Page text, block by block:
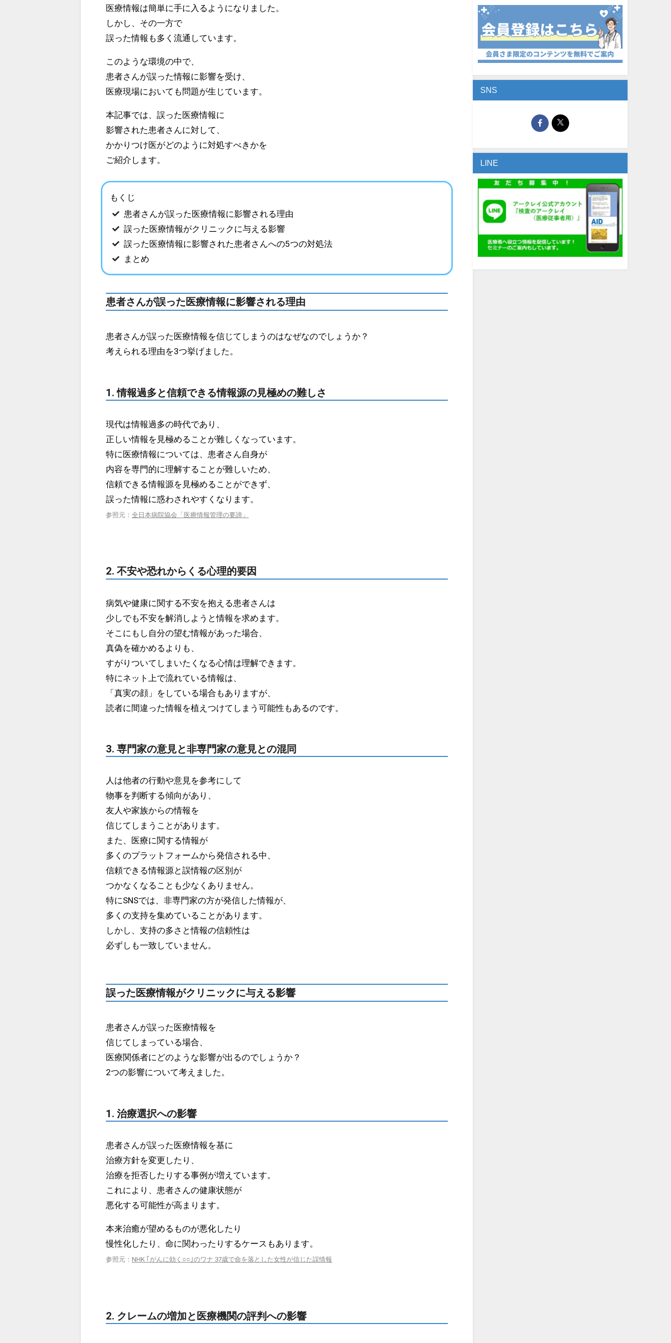
医療情報は簡単に手に入るようになりました。
しかし、その一方で
誤った情報も多く流通しています。
このような環境の中で、
患者さんが誤った情報に影響を受け、
医療現場においても問題が生じています。
本記事では、誤った医療情報に
影響された患者さんに対して、
かかりつけ医がどのように対処すべきかを
ご紹介します。
もくじ
患者さんが誤った医療情報に影響される理由
誤った医療情報がクリニックに与える影響
誤った医療情報に影響された患者さんへの5つの対処法
まとめ
患者さんが誤った医療情報に影響される理由
患者さんが誤った医療情報を信じてしまうのはなぜなのでしょうか？
考えられる理由を3つ挙げました。
1. 情報過多と信頼できる情報源の見極めの難しさ
現代は情報過多の時代であり、
正しい情報を見極めることが難しくなっています。
特に医療情報については、患者さん自身が
内容を専門的に理解することが難しいため、
信頼できる情報源を見極めることができず、
誤った情報に惑わされやすくなります。
参照元：全日本病院協会「医療情報管理の要諦」
2. 不安や恐れからくる心理的要因
病気や健康に関する不安を抱える患者さんは
少しでも不安を解消しようと情報を求めます。
そこにもし自分の望む情報があった場合、
真偽を確かめるよりも、
すがりついてしまいたくなる心情は理解できます。
特にネット上で流れている情報は、
「真実の顔」をしている場合もありますが、
読者に間違った情報を植えつけてしまう可能性もあるのです。
3. 専門家の意見と非専門家の意見との混同
人は他者の行動や意見を参考にして
物事を判断する傾向があり、
友人や家族からの情報を
信じてしまうことがあります。
また、医療に関する情報が
多くのプラットフォームから発信される中、
信頼できる情報源と誤情報の区別が
つかなくなることも少なくありません。
特にSNSでは、非専門家の方が発信した情報が、
多くの支持を集めていることがあります。
しかし、支持の多さと情報の信頼性は
必ずしも一致していません。
誤った医療情報がクリニックに与える影響
患者さんが誤った医療情報を
信じてしまっている場合、
医療関係者にどのような影響が出るのでしょうか？
2つの影響について考えました。
1. 治療選択への影響
患者さんが誤った医療情報を基に
治療方針を変更したり、
治療を拒否したりする事例が増えています。
これにより、患者さんの健康状態が
悪化する可能性が高まります。
本来治癒が望めるものが悪化したり
慢性化したり、命に関わったりするケースもあります。
参照元：NHK ｢がんに効く○○｣のワナ 37歳で命を落とした女性が信じた誤情報
2. クレームの増加と医療機関の評判への影響
SNS
LINE